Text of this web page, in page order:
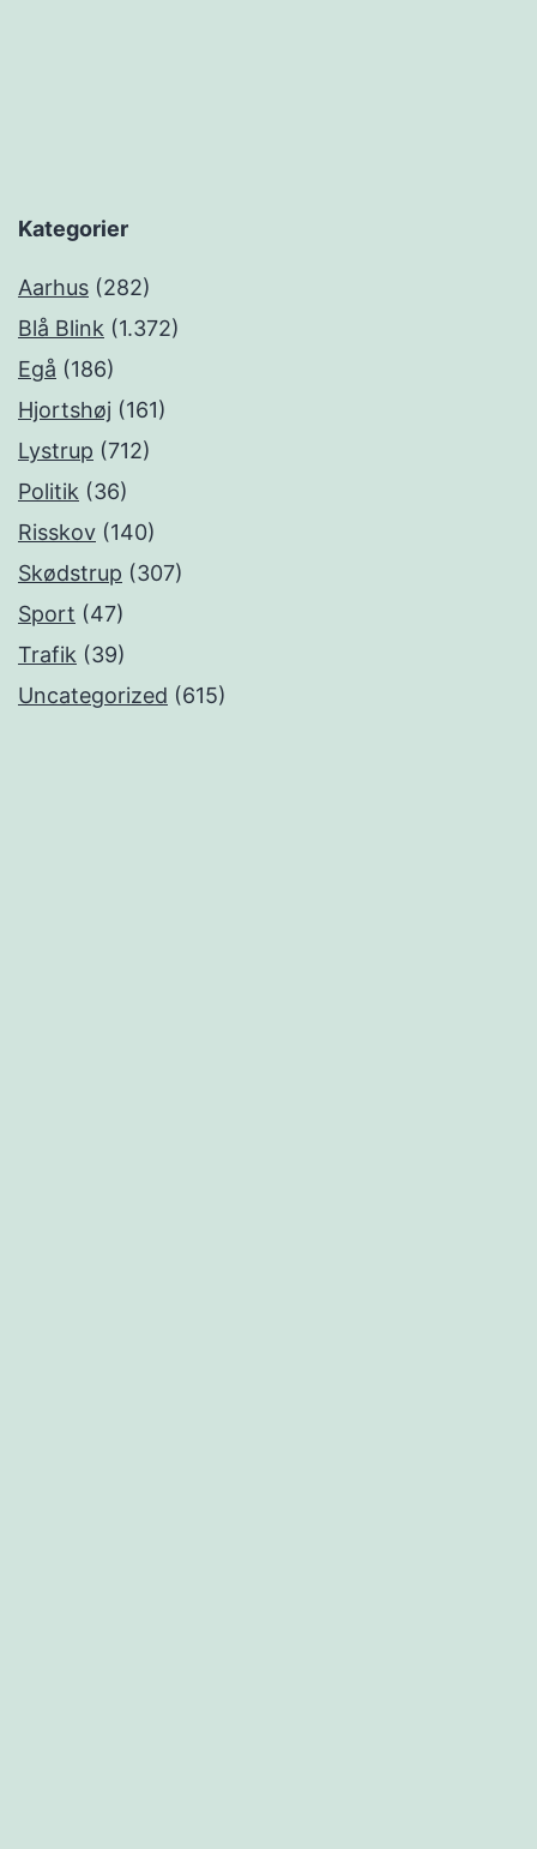
Kategorier
Aarhus (282)
Blå Blink (1.372)
Egå (186)
Hjortshøj (161)
Lystrup (712)
Politik (36)
Risskov (140)
Skødstrup (307)
Sport (47)
Trafik (39)
Uncategorized (615)